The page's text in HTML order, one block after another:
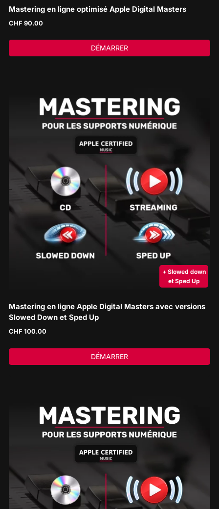
Mastering en ligne optimisé Apple Digital Masters
CHF 90.00
DÉMARRER
+ Slowed down
et Sped Up
Mastering en ligne Apple Digital Masters avec versions
Slowed Down et Sped Up
CHF 100.00
DÉMARRER